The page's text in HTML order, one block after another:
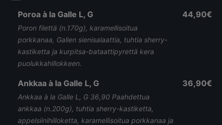
Poroa à la Galle L, G
Poron filettä (n.170g), karamellisoitua
porkkanaa, Gallen sienisalaattia, tuhtia sherry-
kastiketta ja kurpitsa-bataattipyrettä kera
puolukkahillokkeen.
44,90€
Ankkaa à la Galle L, G
Ankkaa à la Galle L, G 36,90 Paahdettua
ankkaa (n.200g), tuhtia sherry-kastiketta,
appelsiinihilloketta, karamellisoitua porkkanaa ja
36,90€